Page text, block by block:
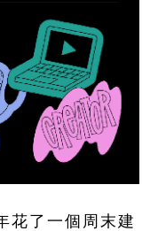
了一個周末建